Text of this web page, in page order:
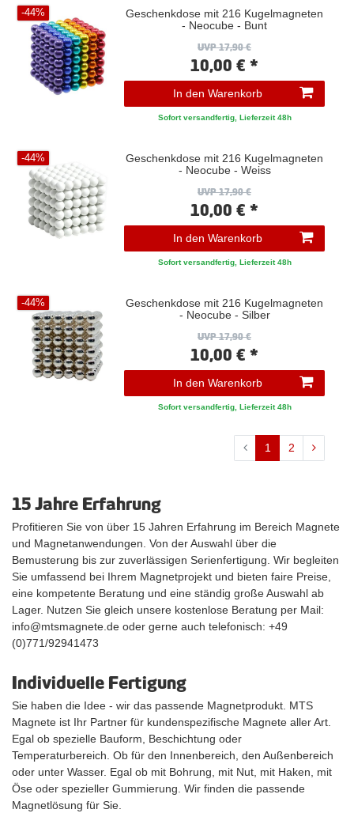
-44%
Geschenkdose mit 216 Kugelmagneten
- Neocube - Bunt
UVP 17,90 €
10,00 € *
In den Warenkorb
Sofort versandfertig, Lieferzeit 48h
-44%
Geschenkdose mit 216 Kugelmagneten
- Neocube - Weiss
UVP 17,90 €
10,00 € *
In den Warenkorb
Sofort versandfertig, Lieferzeit 48h
-44%
Geschenkdose mit 216 Kugelmagneten
- Neocube - Silber
UVP 17,90 €
10,00 € *
In den Warenkorb
Sofort versandfertig, Lieferzeit 48h
1 2
15 Jahre Erfahrung
Profitieren Sie von über 15 Jahren Erfahrung im Bereich Magnete
und Magnetanwendungen. Von der Auswahl über die
Bemusterung bis zur zuverlässigen Serienfertigung. Wir begleiten
Sie umfassend bei Ihrem Magnetprojekt und bieten faire Preise,
eine kompetente Beratung und eine ständig große Auswahl ab
Lager. Nutzen Sie gleich unsere kostenlose Beratung per Mail:
info@mtsmagnete.de oder gerne auch telefonisch: +49
(0)771/92941473
Individuelle Fertigung
Sie haben die Idee - wir das passende Magnetprodukt. MTS
Magnete ist Ihr Partner für kundenspezifische Magnete aller Art.
Egal ob spezielle Bauform, Beschichtung oder
Temperaturbereich. Ob für den Innenbereich, den Außenbereich
oder unter Wasser. Egal ob mit Bohrung, mit Nut, mit Haken, mit
Öse oder spezieller Gummierung. Wir finden die passende
Magnetlösung für Sie.